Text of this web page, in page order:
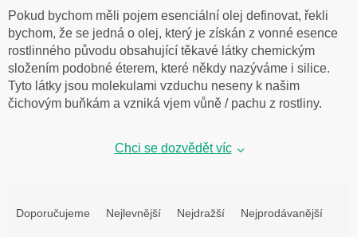
Pokud bychom měli pojem esenciální olej definovat, řekli
bychom, že se jedná o olej, který je získán z vonné esence
rostlinného původu obsahující těkavé látky chemickým
složením podobné éterem, které někdy nazýváme i silice.
Tyto látky jsou molekulami vzduchu neseny k našim
čichovým buňkám a vzniká vjem vůně / pachu z rostliny.
Chci se dozvědět víc
aDoporučujeme Nejlevnější Nejdražší Nejprodávanější